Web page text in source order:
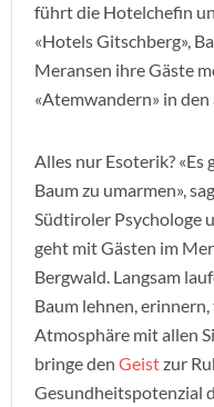
führt die Hotelchefin
«Hotels Gitschberg»,
Meransen ihre Gäste
«Atemwandern» in
Alles nur Esoterik? «Es
Baum zu umarmen»,
Südtiroler Psychologe
geht mit Gästen im
Bergwald. Langsam
Baum lehnen,
Atmosphäre mit allen
bringe den Geistzur
Gesundheitspotenzial